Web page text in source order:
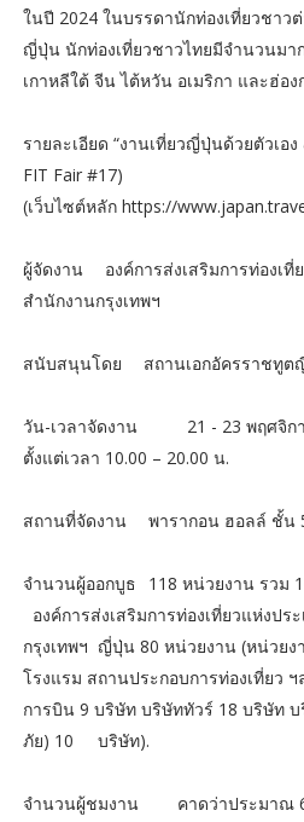
ในปี 2024 ในบรรดานักท่องเที่ยวชาว
ญี่ปุ่น นักท่องเที่ยวชาวไทยมีจำนวนมา
เกาหลีใต้ จีน ไต้หวัน อเมริกา และฮ่อง
รายละเอียด “งานเที่ยวญี่ปุ่นด้วยตัวเอง
FIT Fair #17)
(เว็บไซต์หลัก https://
ผู้จัดงาน
องค์การส่งเสริมการท่องเ
สำนักงานกรุงเทพฯ
สนับสนุนโดย สถานเอกอัครราชทูต
วัน-เวลาจัดงาน
21 - 23 พฤศจิก
ตั้งแต่เวลา 10.00 – 20.00 น.
สถานที่จัดงาน พารากอน ฮอลล์ ชั้น
จำนวนผู้ออกบูธ
118 หน่วยงาน รวม
องค์การส่งเสริมการท่องเที่ยวแห่งป
กรุงเทพฯ​ ญี่ปุ่น 80 หน่วยงาน (หน่วย
โรงแรม สถานประกอบการท่องเที่ยว
การบิน 9 บริษัท บริษัททัวร์ 18 บริษัท
ภัย) 10 บริษัท).
จำนวนผู้ชมงาน
คาดว่าประมาณ